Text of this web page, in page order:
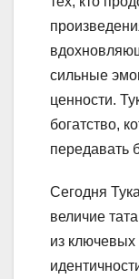
сильные
ценности.
богатство,
передавать
Сегодня
величие
из